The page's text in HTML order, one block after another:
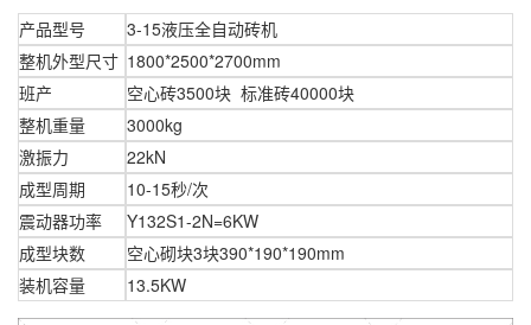
产品型号
3-15液压全自动砖机
整机外型尺寸 1800*2500*2700mm
班产
空心砖3500块 标准砖40000块
整机重量
3000kg
激振力
22kN
成型周期
10-15秒/次
震动器功率
Y132S1-2N=6KW
成型块数
空心砌块3块390*190*190mm
装机容量
13.5KW